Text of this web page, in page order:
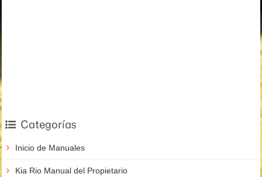
Categorías
Inicio de Manuales
Kia Rio Manual del Propietario